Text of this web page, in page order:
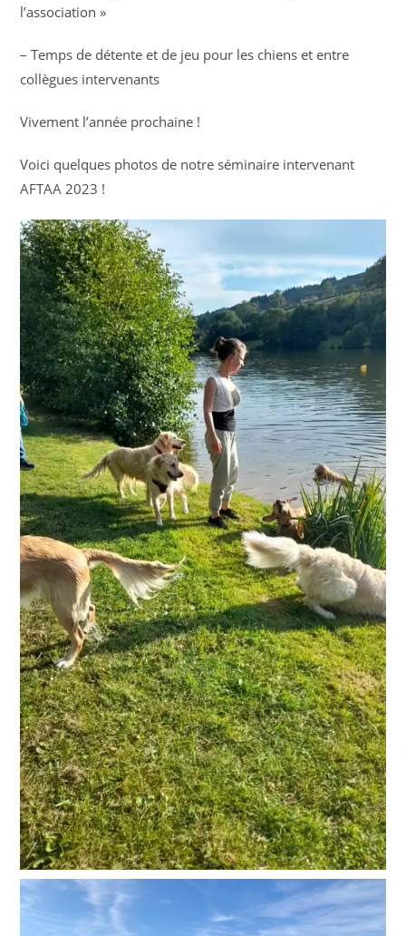
l’association »
– Temps de détente et de jeu pour les chiens et entre
collègues intervenants
Vivement l’année prochaine !
Voici quelques photos de notre séminaire intervenant
AFTAA 2023 !